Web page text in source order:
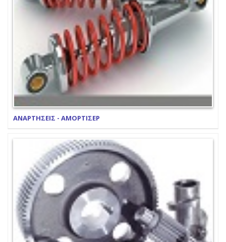
ΑΝΑΡΤΗΣΕΙΣ - ΑΜΟΡΤΙΣΕΡ